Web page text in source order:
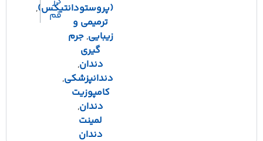
(پروستودانتیکس),
ترمیمی و
زیبایی,جرم
,
دندانپزشکی,
کامپوزیت
,
قم